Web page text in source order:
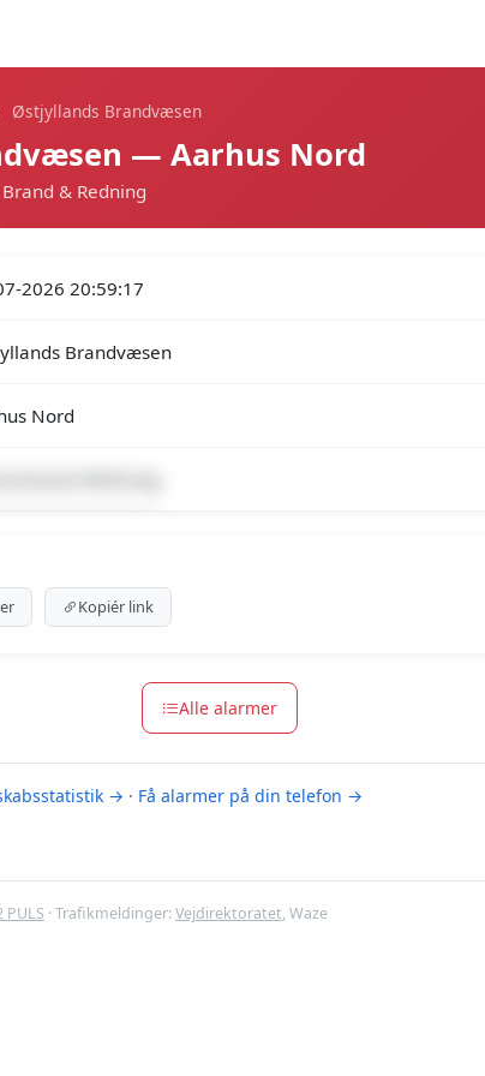
Østjyllands Brandvæsen
— Aarhus Nord
Brand & Redning
2026 20:59:17
Brandvæsen
Nord
se meldingen.
Kopiér link
Alle alarmer
→ · Få alarmer på din telefon →
PULS · Trafikmeldinger:Vejdirektoratet, Waze